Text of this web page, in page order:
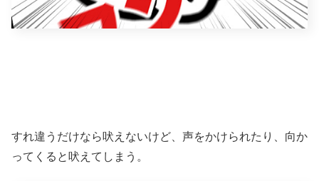
すれ違うだけなら吠えないけど、声をかけられたり、向か
ってくると吠えてしまう。